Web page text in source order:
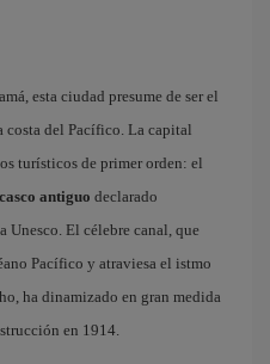
esta ciudad presume de ser el
costa del Pacífico. La capital
turísticos de primer orden: el
antiguo declarado
El célebre canal, que
Pacífico y atraviesa el istmo
ha dinamizado en gran medida
en 1914.